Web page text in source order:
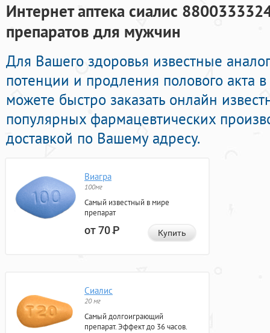
Интернет аптека сиалис
препаратов для мужчин
Для Вашего здоровья известные
потенции и продления полового акта
можете быстро заказать онлайн
популярных фармацевтических
доставкой по Вашему адресу.
Виагра
100мг
Самый известный в мире
препарат
от 70Р Купить
Сиалис
20 мг
Самый долгоиграющий
препарат. Эффект до 36 часов.